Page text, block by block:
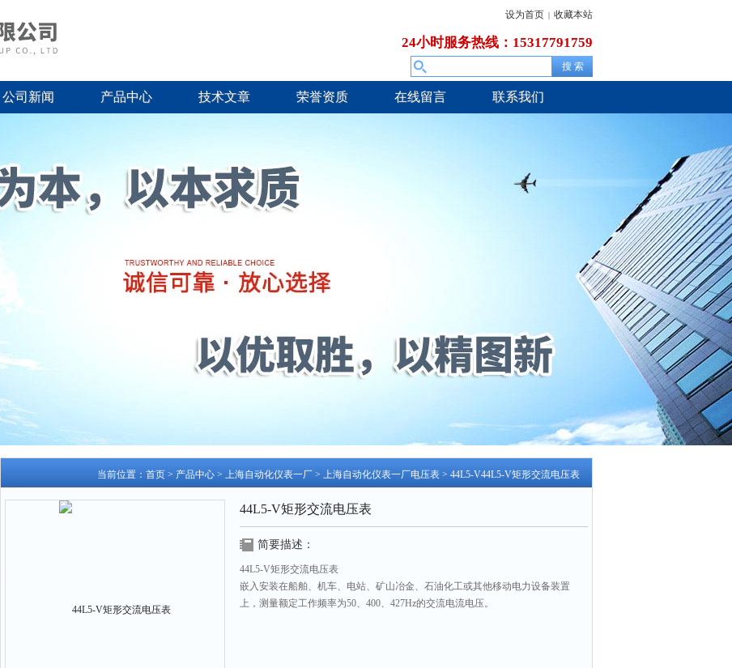
设为首页 | 收藏本站
24小时服务热线：15317791759
公司新闻 产品中心 技术文章 荣誉资质 在线留言 联系我们
当前位置： 首页 > 产品中心 > 上海自动化仪表一厂 > 上海自动化仪表一厂电压表 > 44L5-V44L5-V矩形交流电压表
44L5-V矩形交流电压表
简要描述：
44L5-V矩形交流电压表
嵌入安装在船舶、机车、电站、矿山冶金、石油化工或其他移动电力设备装置
上，测量额定工作频率为50、400、427Hz的交流电流电压。